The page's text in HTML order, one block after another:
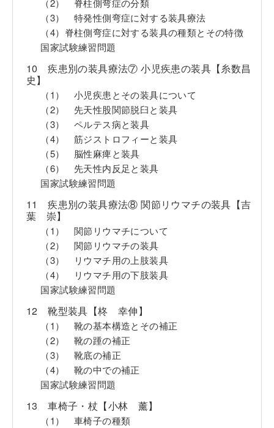
（2） 脊柱側弯症の分類
（3） 特発性側弯症に対する装具療法
（4）脊柱側弯症に対する装具の種類とその特徴
国家試験練習問題
10 疾患別の装具療法⑦ 小児疾患の装具【糸数昌
史】
（1） 小児疾患とその装具について
（2） 先天性股関節脱臼と装具
（3） ペルテス病と装具
（4） 筋ジストロフィーと装具
（5） 脳性麻痺と装具
（6） 先天性内反足と装具
国家試験練習問題
11 疾患別の装具療法⑧ 関節リウマチの装具【吉
葉 崇】
（1） 関節リウマチについて
（2） 関節リウマチの装具
（3） リウマチ用の上肢装具
（4） リウマチ用の下肢装具
国家試験練習問題
12 靴型装具【柊 幸伸】
（1） 靴の基本構造とその補正
（2） 靴の踵の補正
（3） 靴底の補正
（4） 靴の中での補正
国家試験練習問題
13 車椅子・杖【小林 薰】
（1） 車椅子の種類